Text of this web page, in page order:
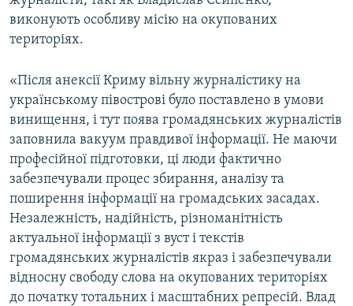
виконують особливу місію на окупованих
територіях.
«Після анексії Криму вільну журналістику на
українському півострові було поставлено в умови
винищення, і тут поява громадянських журналістів
заповнила вакуум правдивої інформації. Не маючи
професійної підготовки, ці люди фактично
забезпечували процес збирання, аналізу та
поширення інформації на громадських засадах.
Незалежність, надійність, різноманітність
актуальної інформації з вуст і текстів
громадянських журналістів якраз і забезпечували
відносну свободу слова на окупованих територіях
до початку тотальних і масштабних репресій. Влад